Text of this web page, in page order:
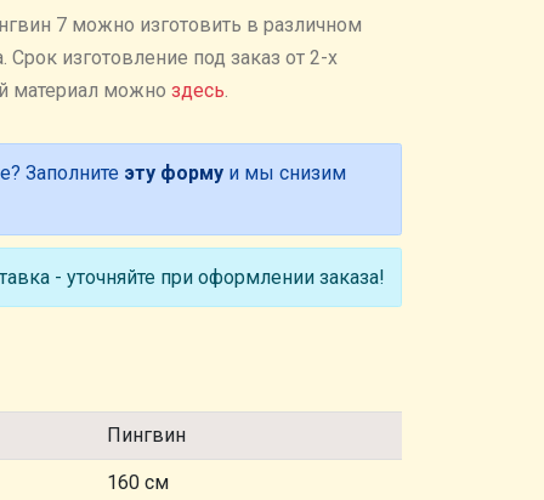
7 можно изготовить в различном
изготовление под заказ от 2-х
материал можно здесь.
Заполните эту форму и мы снизим
- уточняйте при оформлении заказа!
Пингвин
160 см